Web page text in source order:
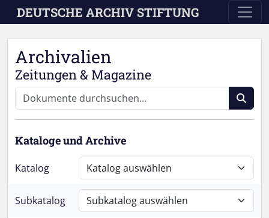
Skip to main content
DEUTSCHE ARCHIV STIFTUNG
Archivalien
Zeitungen & Magazine
Kataloge und Archive
Katalog
Subkatalog